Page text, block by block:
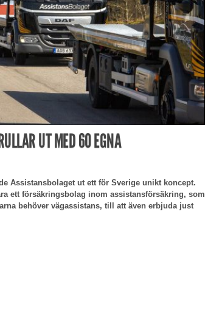
UT MED 60 EGNA
Assistansbolaget ut ett för Sverige unikt koncept.
ett försäkringsbolag inom assistansförsäkring, som
behöver vägassistans, till att även erbjuda just